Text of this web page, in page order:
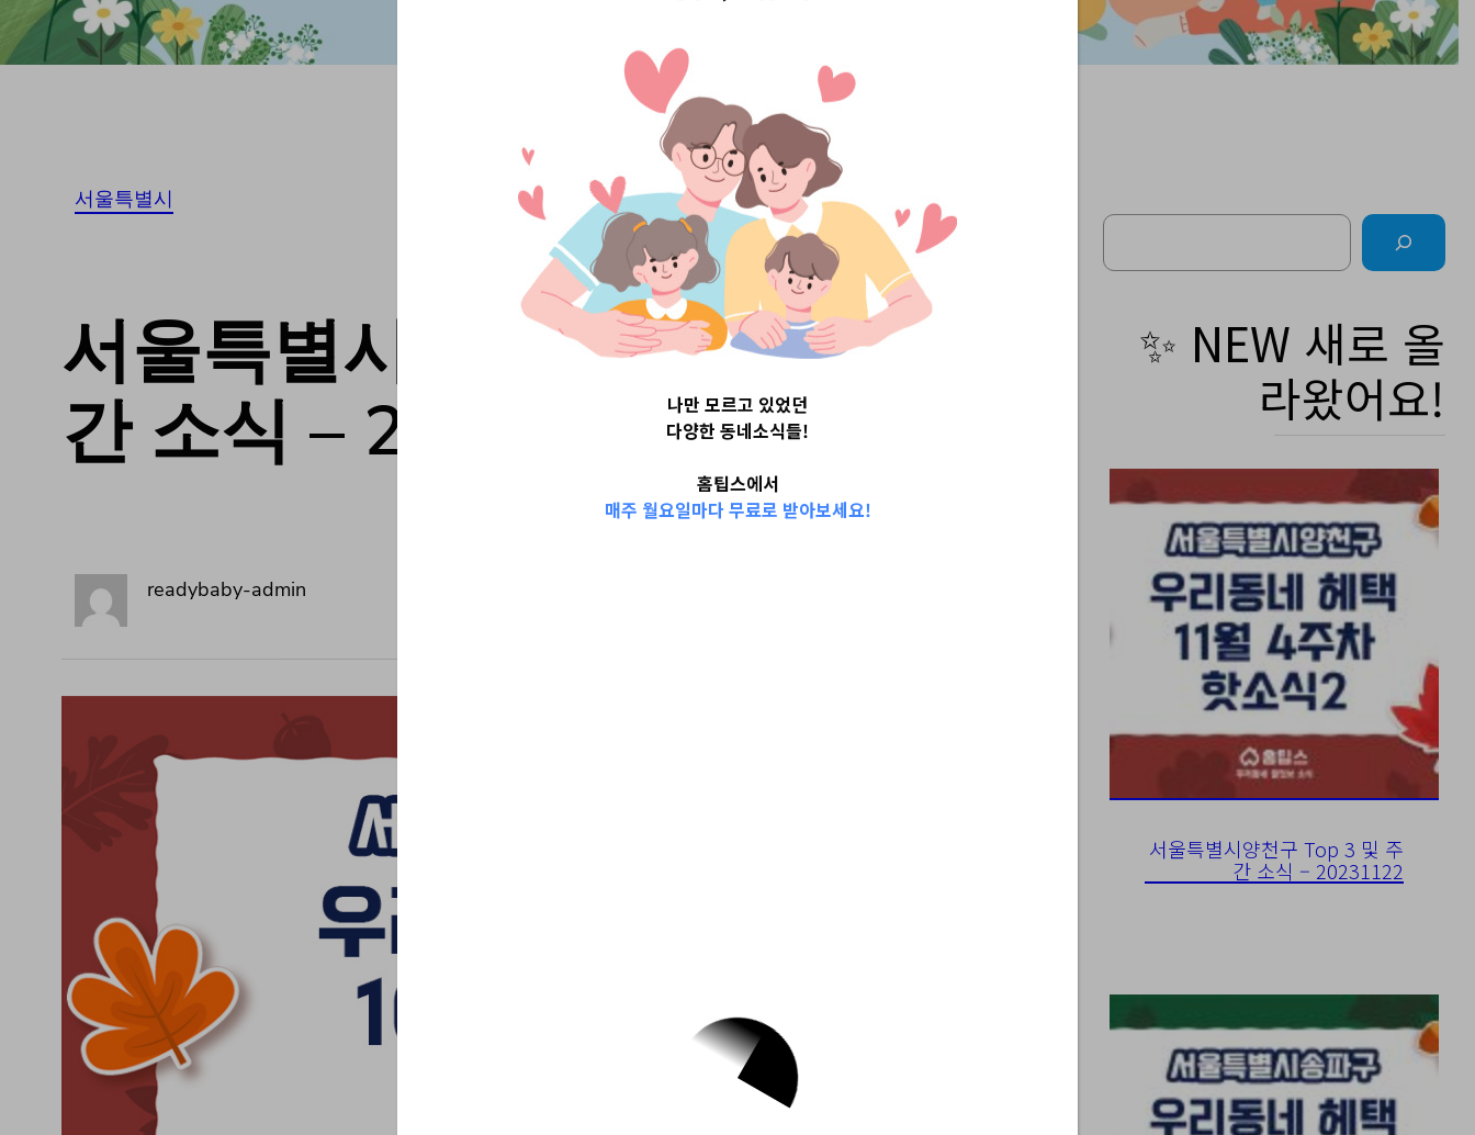
서울특별시
서울특별시종로구 Top 3 및 주
간 소식 – 20231011
readybaby-admin
Search
✨ NEW 새로 올
라왔어요!
서울특별시양천구 Top 3 및 주
간 소식 – 20231122
나만 모르고 있었던
다양한 동네소식들!
홈팁스에서
매주 월요일마다 무료로 받아보세요!